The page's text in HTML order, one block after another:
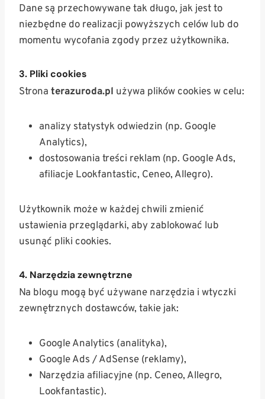
Dane są przechowywane tak długo, jak jest to
niezbędne do realizacji powyższych celów lub do
momentu wycofania zgody przez użytkownika.
3. Pliki cookies
Strona terazuroda.pl używa plików cookies w celu:
analizy statystyk odwiedzin (np. Google
Analytics),
dostosowania treści reklam (np. Google Ads,
afiliacje Lookfantastic, Ceneo, Allegro).
Użytkownik może w każdej chwili zmienić
ustawienia przeglądarki, aby zablokować lub
usunąć pliki cookies.
4. Narzędzia zewnętrzne
Na blogu mogą być używane narzędzia i wtyczki
zewnętrznych dostawców, takie jak:
Google Analytics (analityka),
Google Ads / AdSense (reklamy),
Narzędzia afiliacyjne (np. Ceneo, Allegro,
Lookfantastic).